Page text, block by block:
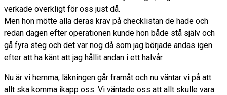
verkade overkligt för oss just då.
Men hon mötte alla deras krav på checklistan de hade och
redan dagen efter operationen kunde hon både stå själv och
gå fyra steg och det var nog då som jag började andas igen
efter att ha känt att jag hållit andan i ett halvår.
Nu är vi hemma, läkningen går framåt och nu väntar vi på att
allt ska komma ikapp oss. Vi väntade oss att allt skulle vara